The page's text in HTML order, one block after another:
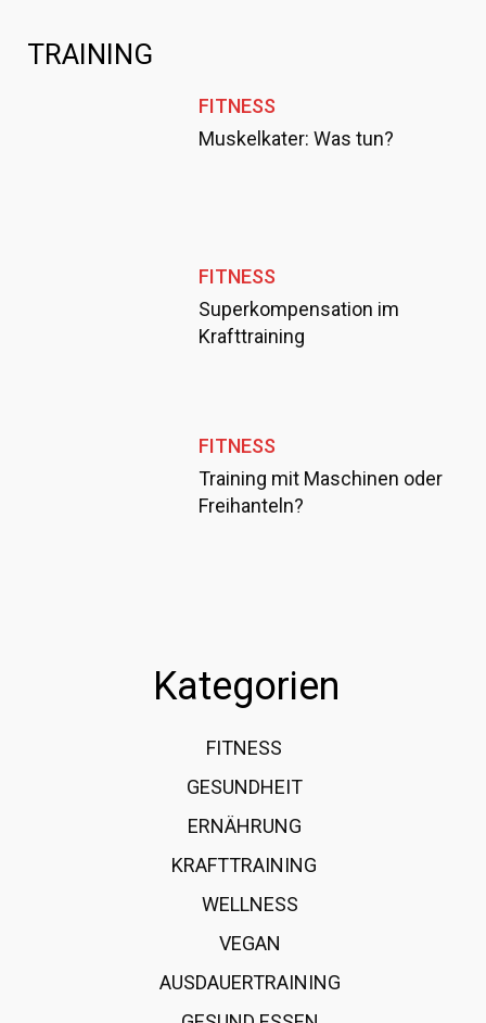
TRAINING
FITNESS
Muskelkater: Was tun?
FITNESS
Superkompensation im
Krafttraining
FITNESS
Training mit Maschinen oder
Freihanteln?
Kategorien
FITNESS
GESUNDHEIT
ERNÄHRUNG
KRAFTTRAINING
WELLNESS
VEGAN
AUSDAUERTRAINING